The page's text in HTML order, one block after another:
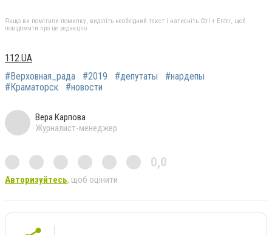
Якщо ви помітили помилку, виділіть необхідний текст і натисніть Ctrl + Enter, щоб
повідомити про це редакцію
112.UA
#Верховная_рада
#2019 #депутаты
#нардепы
#Краматорск
#новости
Вера Карпова
Журналист-менеджер
0,0
Авторизуйтесь, щоб оцінити